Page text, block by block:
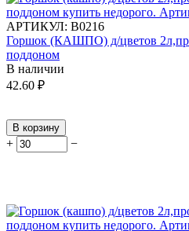
АРТИКУЛ: В0216
Горшок (КАШПО) д/цветов
поддоном
В наличии
42.60 ₽
В корзину
+ −